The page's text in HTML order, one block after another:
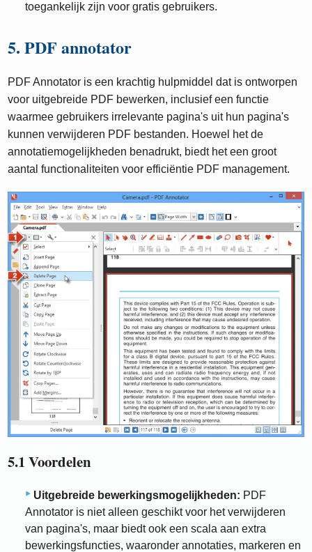
toegankelijk zijn voor gratis gebruikers.
5. PDF annotator
PDF Annotator is een krachtig hulpmiddel dat is ontworpen
voor uitgebreide PDF bewerken, inclusief een functie
waarmee gebruikers irrelevante pagina's uit hun pagina's
kunnen verwijderen PDF bestanden. Hoewel het de
annotatiemogelijkheden benadrukt, biedt het een groot
aantal functionaliteiten voor efficiëntie PDF management.
5.1 Voordelen
Uitgebreide bewerkingsmogelijkheden: PDF
Annotator is niet alleen geschikt voor het verwijderen
van pagina's, maar biedt ook een scala aan extra
bewerkingsfuncties, waaronder annotaties, markeren en